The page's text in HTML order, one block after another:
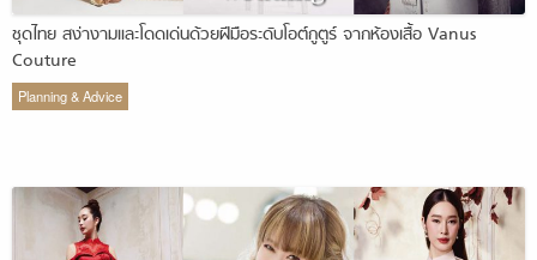
ชุดไทย สง่างามและโดดเด่นด้วยฝีมือระดับโอต์กูตูร์ จากห้องเสื้อ Vanus
Couture
Planning & Advice